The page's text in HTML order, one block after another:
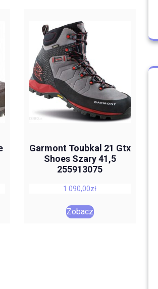
Garmont Toubkal 21 Gtx
Shoes Szary 41,5
255913075
1 090,00zł
Zobacz